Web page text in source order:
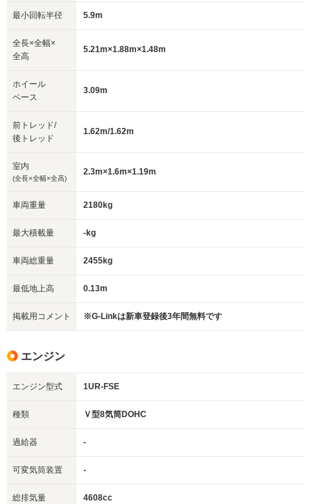
最小回転半径 5.9m
全長×全幅×
全高
5.21m×1.88m×1.48m
ホイール
ベース
3.09m
前トレッド/
後トレッド
1.62m/1.62m
室内
(全長×全幅×全高)
2.3m×1.6m×1.19m
車両重量 2180kg
最大積載量 -kg
車両総重量 2455kg
最低地上高 0.13m
掲載用コメント ※G-Linkは新車登録後3年間無料です
エンジン
エンジン型式 1UR-FSE
種類 Ｖ型8気筒DOHC
過給器 -
可変気筒装置 -
総排気量 4608cc